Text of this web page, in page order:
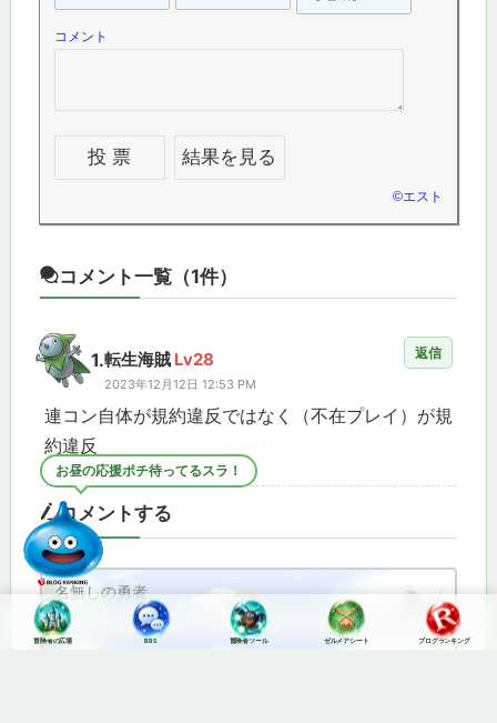
コメント
©エスト
コメント一覧（1件）
1.転生海賊 Lv28
2023年12月12日 12:53 PM
連コン自体が規約違反ではなく（不在プレイ）が規
約違反
返信
コメントする
お昼の応援ポチ待ってるスラ！
冒険者の広場 BBS 冒険者ツール ゼルメアシート ブログランキング